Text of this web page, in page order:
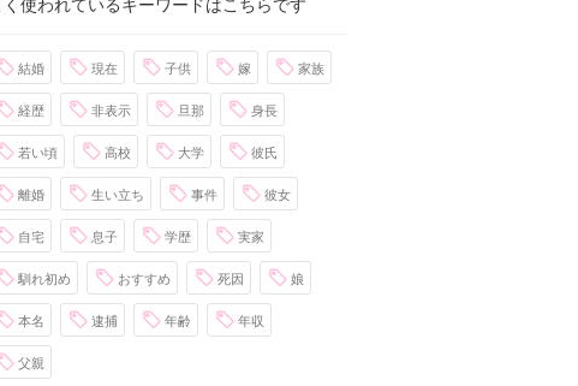
く使われているキーワードはこちらです
結婚 現在 子供 嫁 家族
経歴 非表示 旦那 身長
若い頃 高校 大学 彼氏
離婚 生い立ち 事件 彼女
自宅 息子 学歴 実家
馴れ初め おすすめ 死因 娘
本名 逮捕 年齢 年収
父親